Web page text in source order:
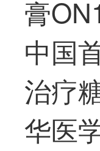
膏
中国
治疗
华医